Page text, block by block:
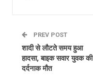
PREV POST
शादी से लौटते समय हुआ
हादसा, बाइक सवार युवक की
दर्दनाक मौत